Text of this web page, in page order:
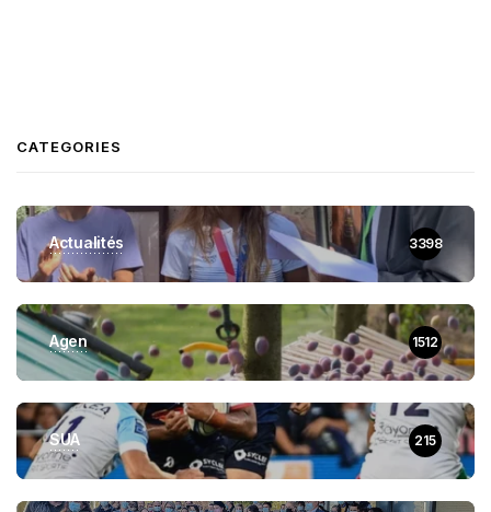
CATEGORIES
Actualités 3398
Agen 1512
SUA 215